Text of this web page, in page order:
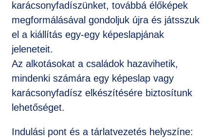
karácsonyfadíszünket, továbbá élőképek
megformálásával gondoljuk újra és játsszuk
el a kiállítás egy-egy képeslapjának
jeleneteit.
Az alkotásokat a családok hazavihetik,
mindenki számára egy képeslap vagy
karácsonyfadísz elkészítésére biztosítunk
lehetőséget.
Indulási pont és a tárlatvezetés helyszíne: